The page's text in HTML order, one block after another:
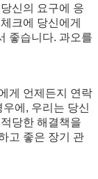
신의 요구에 응
크에 당신에게
좋습니다. 과오를
게 언제든지 연락
에, 우리는 당신
당한 해결책을
고 좋은 장기 관